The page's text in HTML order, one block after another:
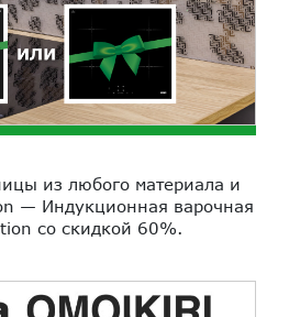
из любого материала и
— Индукционная варочная
со скидкой 60%.